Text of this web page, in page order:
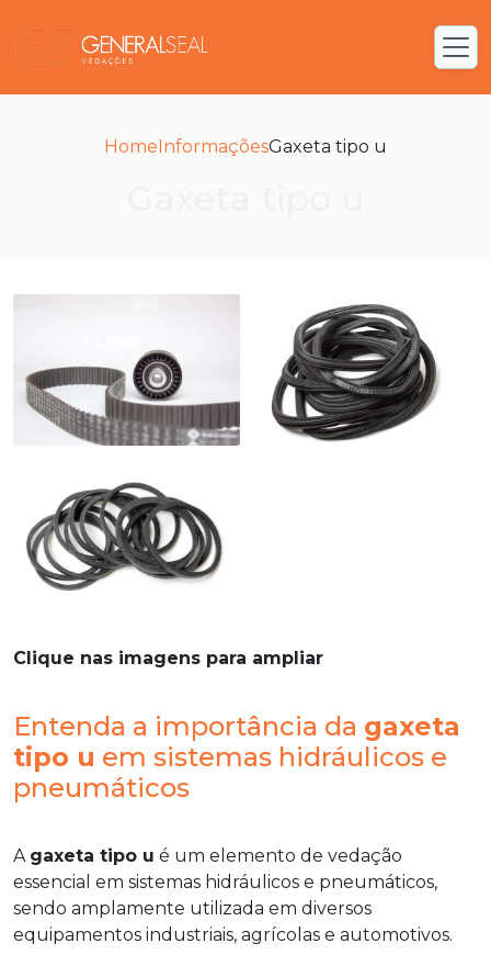
Home InformaçõesGaxeta tipo u
Clique nas imagens para ampliar
Entenda a importância da gaxeta
tipo u em sistemas hidráulicos e
pneumáticos
A gaxeta tipo u é um elemento de vedação
essencial em sistemas hidráulicos e pneumáticos,
sendo amplamente utilizada em diversos
equipamentos industriais, agrícolas e automotivos.